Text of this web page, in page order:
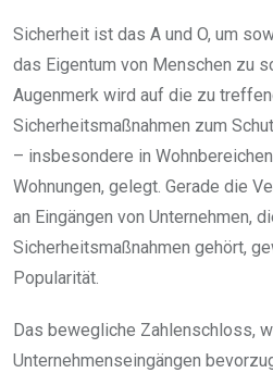
Sicherheit ist das A und O, um
das Eigentum von Menschen zu
Augenmerk wird auf die zu
Sicherheitsmaßnahmen zum
– insbesondere in
Wohnungen, gelegt. Gerade die
an Eingängen von Unternehmen,
Sicherheitsmaßnahmen gehört,
Popularität.
Das bewegliche Zahlenschloss,
Unternehmenseingängen